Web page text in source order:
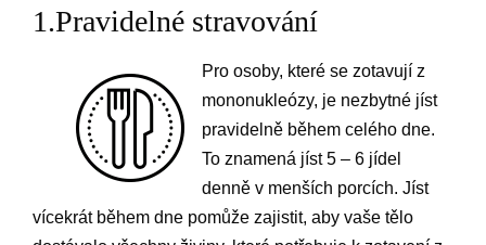
1.Pravidelné stravování
Pro osoby, které se zotavují z
mononukleózy, je nezbytné jíst
pravidelně během celého dne.
To znamená jíst 5 – 6 jídel
denně v menších porcích. Jíst
vícekrát během dne pomůže zajistit, aby vaše tělo